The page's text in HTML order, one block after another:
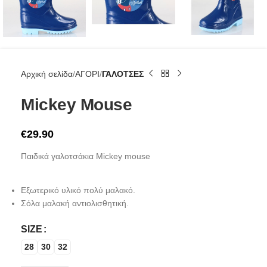
Αρχική σελίδα ΑΓΟΡΙ ΓΑΛΟΤΣΕΣ
Mickey Mouse
€29.90
Παιδικά γαλοτσάκια Mickey mouse
Εξωτερικό υλικό πολύ μαλακό.
Σόλα μαλακή αντιολισθητική.
SIZE
28 30 32